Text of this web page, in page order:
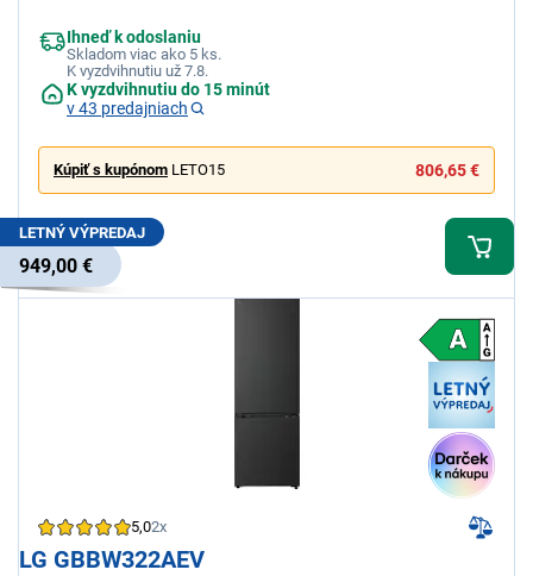
Ihneď k odoslaniu
Skladom viac ako 5 ks.
K vyzdvihnutiu už 7.8.
K vyzdvihnutiu do 15 minút
v 43 predajniach
Kúpiť s kupónom LETO15 806,65 €
LETNÝ VÝPREDAJ
949,00 €
5,02x
LG GBBW322AEV